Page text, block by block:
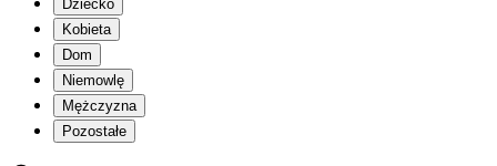
Dziecko
Kobieta
Dom
Niemowlę
Mężczyzna
Pozostałe